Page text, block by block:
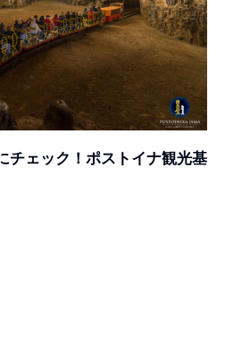
チェック！ポストイナ観光基